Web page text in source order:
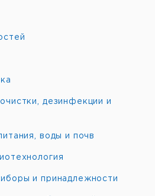
дезинфекции и
воды и почв
и принадлежности